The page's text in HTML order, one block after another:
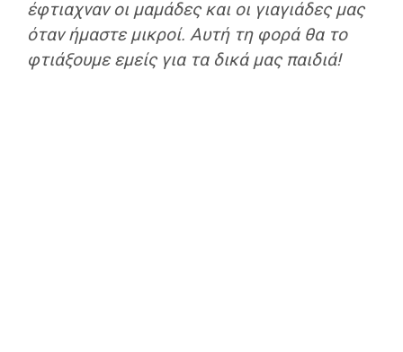
έφτιαχναν οι μαμάδες και οι γιαγιάδες μας
όταν ήμαστε μικροί. Αυτή τη φορά θα το
φτιάξουμε εμείς για τα δικά μας παιδιά!